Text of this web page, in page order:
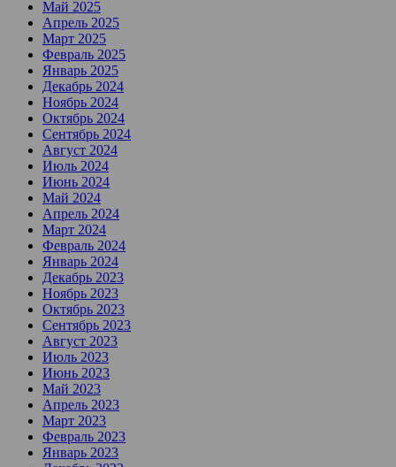
Май 2025
Апрель 2025
Март 2025
Февраль 2025
Январь 2025
Декабрь 2024
Ноябрь 2024
Октябрь 2024
Сентябрь 2024
Август 2024
Июль 2024
Июнь 2024
Май 2024
Апрель 2024
Март 2024
Февраль 2024
Январь 2024
Декабрь 2023
Ноябрь 2023
Октябрь 2023
Сентябрь 2023
Август 2023
Июль 2023
Июнь 2023
Май 2023
Апрель 2023
Март 2023
Февраль 2023
Январь 2023